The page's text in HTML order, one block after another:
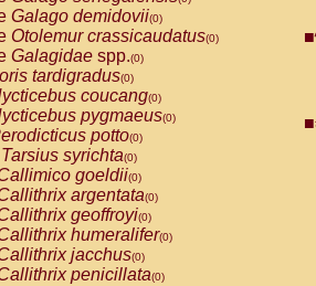
Cercocebus torquatus lunulatus
Cercocebus torquatus torquatus
Cercocebus
Cercocebus
Lophocebus albigena
Papio anubis(0)
Papio cynocephalus
Papio hamadryas
Papio papio
Papiospp.(0)
Mandrillus leucophaeus
Mandrillus sphinx
Theropithecus gelada
Macaca arctoides
Galago demidovii(0)
Otolemur crassicaudatus(0)
Galagidae spp.(0)
tardigradus(0)
coucang(0)
pygmaeus(0)
potto(0)
Tarsius syrichta(0)
goeldii(0)
argentata(0)
geoffroyi(0)
humeralifer(0)
jacchus(0)
penicillata(0)